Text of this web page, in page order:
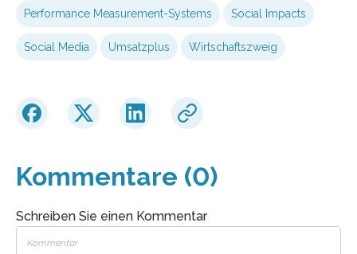
Performance Measurement-Systems Social Impacts
Social Media Umsatzplus Wirtschaftszweig
Kommentare (0)
Schreiben Sie einen Kommentar